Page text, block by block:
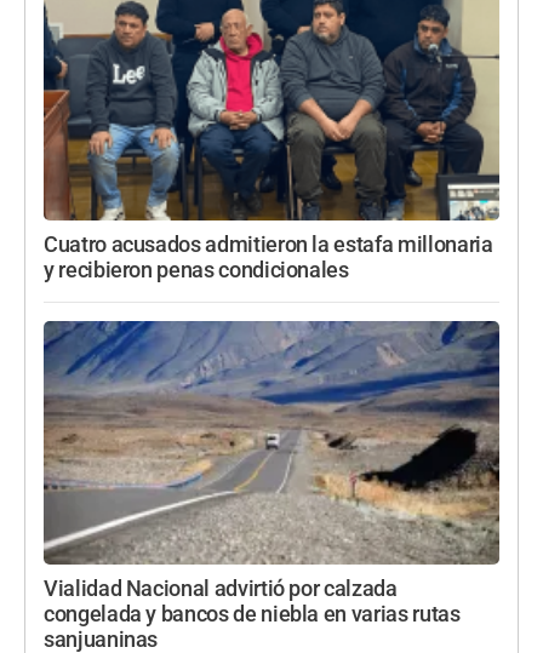
Cuatro acusados admitieron la estafa millonaria
y recibieron penas condicionales
Vialidad Nacional advirtió por calzada
congelada y bancos de niebla en varias rutas
sanjuaninas